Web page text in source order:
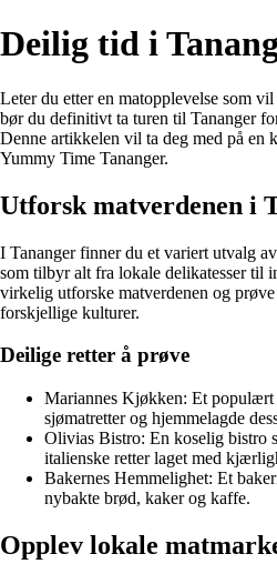
Deilig tid i
Leter du etter en matopplevelse som
bør du definitivt ta turen til Tananger
Denne artikkelen vil ta deg med på en
Yummy Time Tananger.
Utforsk matverdenen i
I Tananger finner du et variert utvalg
som tilbyr alt fra lokale delikatesser til
virkelig utforske matverdenen og prøve
forskjellige kulturer.
Deilige retter å prøve
Mariannes Kjøkken: Et populært
sjømatretter og hjemmelagde
Olivias Bistro: En koselig bistro
italienske retter laget med
Bakernes Hemmelighet: Et
nybakte brød, kaker og kaffe.
Opplev lokale